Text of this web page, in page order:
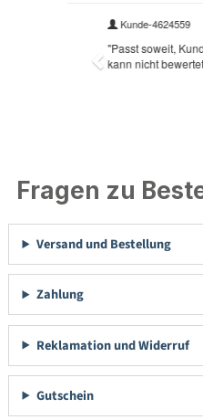
Fragen zu
Versand und Bestellung
Zahlung
Reklamation und Widerruf
Gutschein